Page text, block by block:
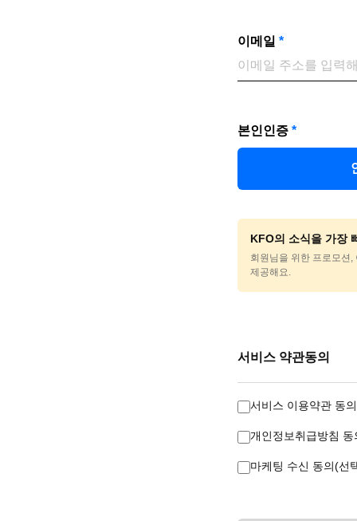
이메일 *
본인인증 *
KFO의 소식을 가장
회원님을 위한 프로모션
제공해요.
서비스 약관동의
서비스 이용약관 동
개인정보취급방침
마케팅 수신 동의(선